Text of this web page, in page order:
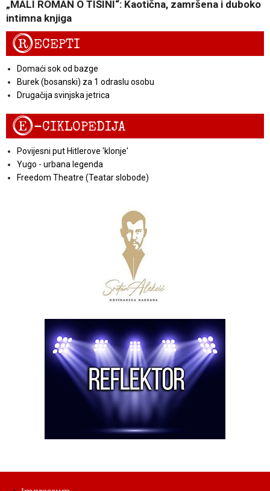
„MALI ROMAN O TIŠINI“: Kaotična, zamršena i duboko
intimna knjiga
RECEPTI
Domaći sok od bazge
Burek (bosanski) za 1 odraslu osobu
Drugačija svinjska jetrica
E-CIKLOPEDIJA
Povijesni put Hitlerove 'klonje'
Yugo - urbana legenda
Freedom Theatre (Teatar slobode)